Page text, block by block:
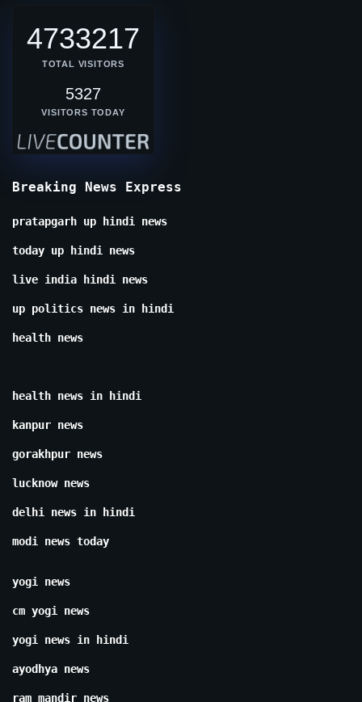
4733217
TOTAL VISITORS
5327
VISITORS TODAY
Breaking News Express
pratapgarh up hindi news
today up hindi news
live india hindi news
up politics news in hindi
health news
health news in hindi
kanpur news
gorakhpur news
lucknow news
delhi news in hindi
modi news today
yogi news
cm yogi news
yogi news in hindi
ayodhya news
ram mandir news